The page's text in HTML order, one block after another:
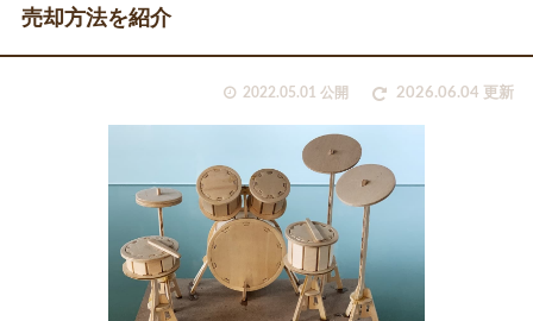
売却方法を紹介
2022.05.01 公開 2026.06.04 更新